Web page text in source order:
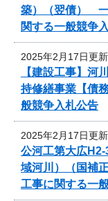
築）（翌債）
関する一般競争
2025年2月17日更新
【建設工事】
持修繕事業【債
般競争入札公告
2025年2月17日更新
公河工第大広
域河川）（国補
工事に関する一